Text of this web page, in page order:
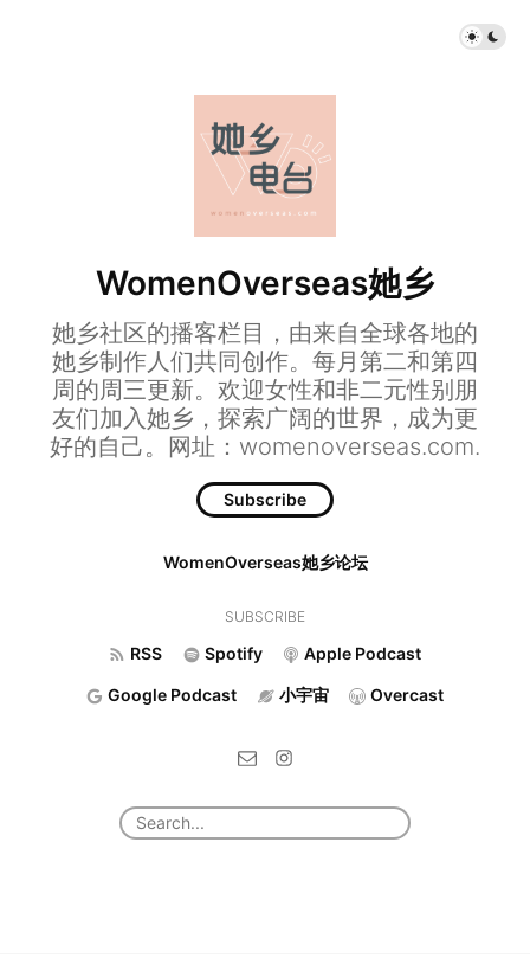
WomenOverseas她乡
她乡社区的播客栏目，由来自全球各地的
她乡制作人们共同创作。每月第二和第四
周的周三更新。欢迎女性和非二元性别朋
友们加入她乡，探索广阔的世界，成为更
好的自己。网址：womenoverseas.com.
Subscribe
WomenOverseas她乡论坛
SUBSCRIBE
RSS Spotify Apple Podcast
Google Podcast 小宇宙 Overcast